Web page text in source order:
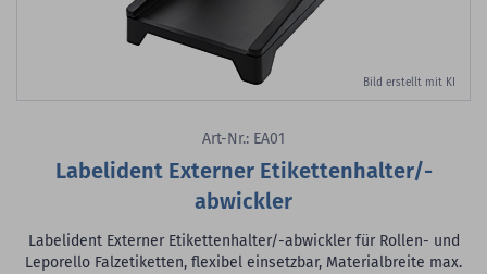
Bild erstellt mit KI
Art-Nr.: EA01
Labelident Externer Etikettenhalter/-
abwickler
Labelident Externer Etikettenhalter/-abwickler für Rollen- und
Leporello Falzetiketten, flexibel einsetzbar, Materialbreite max.